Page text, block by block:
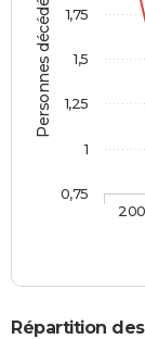
Personnes décédées
0,75
1
1,25
1,5
1,75
Répartition